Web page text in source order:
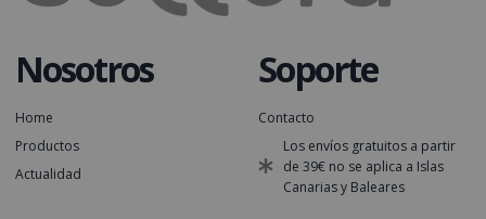
Nosotros
Home
Productos
Actualidad
Soporte
Contacto
Los envíos gratuitos a partir
de 39€ no se aplica a Islas
Canarias y Baleares